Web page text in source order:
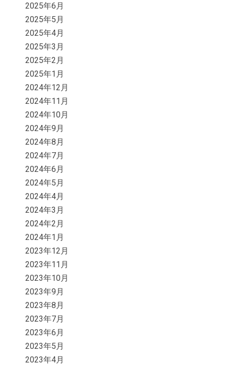
2025年6月
2025年5月
2025年4月
2025年3月
2025年2月
2025年1月
2024年12月
2024年11月
2024年10月
2024年9月
2024年8月
2024年7月
2024年6月
2024年5月
2024年4月
2024年3月
2024年2月
2024年1月
2023年12月
2023年11月
2023年10月
2023年9月
2023年8月
2023年7月
2023年6月
2023年5月
2023年4月